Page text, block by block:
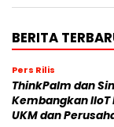
BERITA
Pers Rilis
ThinkPalm dan
Kembangkan
UKM dan